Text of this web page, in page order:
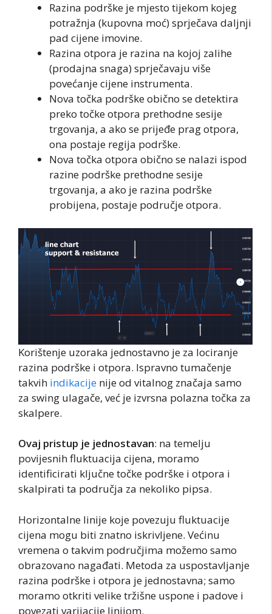
Razina podrške je mjesto tijekom kojeg
potražnja (kupovna moć) sprječava daljnji
pad cijene imovine.
Razina otpora je razina na kojoj zalihe
(prodajna snaga) sprječavaju više
povećanje cijene instrumenta.
Nova točka podrške obično se detektira
preko točke otpora prethodne sesije
trgovanja, a ako se prijeđe prag otpora,
ona postaje regija podrške.
Nova točka otpora obično se nalazi ispod
razine podrške prethodne sesije
trgovanja, a ako je razina podrške
probijena, postaje područje otpora.
Korištenje uzoraka jednostavno je za lociranje
razina podrške i otpora. Ispravno tumačenje
takvih indikacije nije od vitalnog značaja samo
za swing ulagače, već je izvrsna polazna točka za
skalpere.
Ovaj pristup je jednostavan: na temelju
povijesnih fluktuacija cijena, moramo
identificirati ključne točke podrške i otpora i
skalpirati ta područja za nekoliko pipsa.
Horizontalne linije koje povezuju fluktuacije
cijena mogu biti znatno iskrivljene. Većinu
vremena o takvim područjima možemo samo
obrazovano nagađati. Metoda za uspostavljanje
razina podrške i otpora je jednostavna; samo
moramo otkriti velike tržišne uspone i padove i
povezati varijacije linijom.